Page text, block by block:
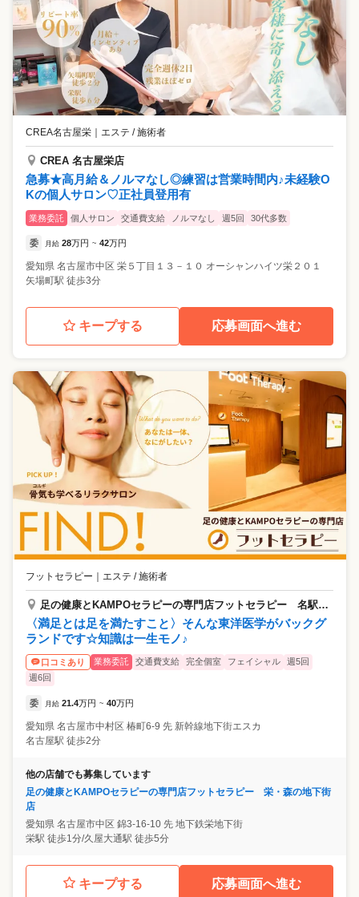
CREA名古屋栄 エステ / 施術者
CREA 名古屋栄店
急募★高月給＆ノルマなし◎練習は営業時間内♪未経験O
Kの個人サロン♡正社員登用有
業務委託 個人サロン 交通費支給 ノルマなし 週5回 30代多数
委 月給 28万円 ~ 42万円
愛知県 名古屋市中区 栄５丁目１３－１０ オーシャンハイツ栄２０１
矢場町駅 徒歩3分
キープする 応募画面へ進む
フットセラピー ｜ エステ / 施術者
足の健康とKAMPOセラピーの専門店フットセラピー 名駅西口エスカ店
〈満足とは足を満たすこと〉そんな東洋医学がバックグ
ランドです☆知識は一生モノ♪
口コミあり 業務委託 交通費支給 完全個室 フェイシャル
週5回
週6回
委 月給 21.4万円 ~ 40万円
愛知県 名古屋市中村区 椿町6-9 先 新幹線地下街エスカ
名古屋駅 徒歩2分
他の店舗でも募集しています
足の健康とKAMPOセラピーの専門店フットセラピー 栄・森の地下街
店
愛知県 名古屋市中区 錦3-16-10 先 地下鉄栄地下街
栄駅 徒歩1分/久屋大通駅 徒歩5分
キープする 応募画面へ進む